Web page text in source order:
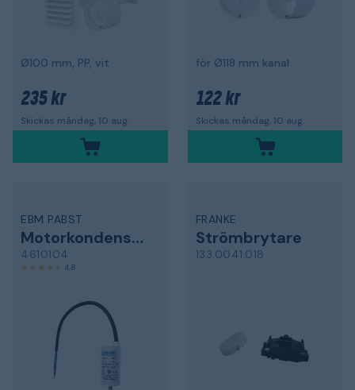
Ø100 mm, PP, vit
235 kr
Skickas måndag, 10 aug.
för Ø118 mm kanal
122 kr
Skickas måndag, 10 aug.
EBM PABST
Motorkondensator
4610104
4,8
FRANKE
Strömbrytare
133.0041.018